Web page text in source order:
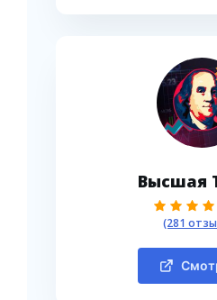
Высшая
(281